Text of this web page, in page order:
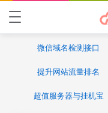
微信域名检测接口
提升网站流量排名
超值服务器与挂机宝